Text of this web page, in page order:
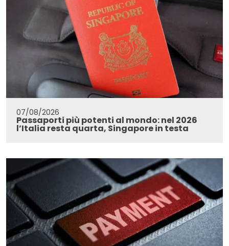
07/08/2026
Passaporti più potenti al mondo: nel 2026
l’Italia resta quarta, Singapore in testa